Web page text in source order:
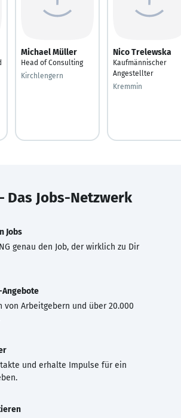
Michael Müller
Head of Consulting
Kirchlengern
Nico Trelewska
Kaufmännischer
Angestellter
Kremmin
Das Jobs-Netzwerk
Jobs
genau den Job, der wirklich zu Dir
Angebote
von Arbeitgebern und über 20.000
und erhalte Impulse für ein